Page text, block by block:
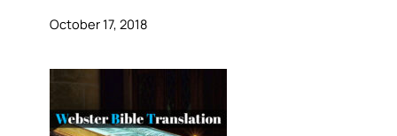
October 17, 2018